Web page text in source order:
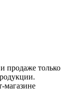
продаже только
магазине